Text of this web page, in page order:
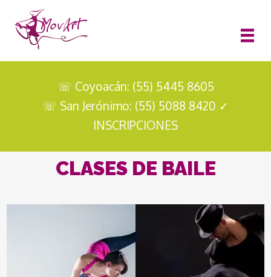
☏ Coyoacán: (55) 5445 8605
☏ San Jerónimo: (55) 5088 8420 ✓
INSCRIPCIONES
CLASES DE BAILE